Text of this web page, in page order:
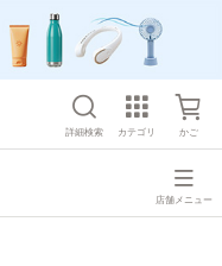
詳細検索 カテゴリ かご
店舗メニュー